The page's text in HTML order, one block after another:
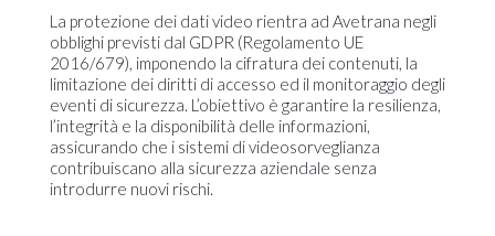
La protezione dei dati video rientra ad Avetrana negli
obblighi previsti dal GDPR (Regolamento UE
2016/679), imponendo la cifratura dei contenuti, la
limitazione dei diritti di accesso ed il monitoraggio degli
eventi di sicurezza. L’obiettivo è garantire la resilienza,
l’integrità e la disponibilità delle informazioni,
assicurando che i sistemi di videosorveglianza
contribuiscano alla sicurezza aziendale senza
introdurre nuovi rischi.